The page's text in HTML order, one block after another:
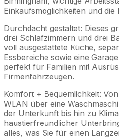
Einkaufsmöglichkeiten und die
Durchdacht gestaltet: Dieses
drei Schlafzimmern und drei
voll ausgestattete Küche,
Essbereiche sowie eine
perfekt für Familien mit
Firmenfahrzeugen.
Komfort + Bequemlichkeit:
WLAN über eine
der Unterkunft bis hin zu
haustierfreundlicher
alles, was Sie für einen